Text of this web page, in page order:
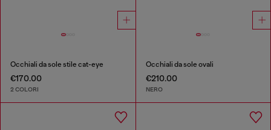
Occhiali da sole stile cat-eye
€170.00
2 COLORI
Occhiali da sole ovali
€210.00
NERO